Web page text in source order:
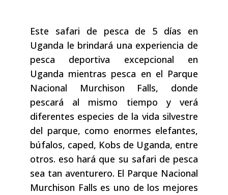
Este safari de pesca de 5 días en
Uganda le brindará una experiencia de
pesca deportiva excepcional en
Uganda mientras pesca en el Parque
Nacional Murchison Falls, donde
pescará al mismo tiempo y verá
diferentes especies de la vida silvestre
del parque, como enormes elefantes,
búfalos, caped, Kobs de Uganda, entre
otros. eso hará que su safari de pesca
sea tan aventurero. El Parque Nacional
Murchison Falls es uno de los mejores